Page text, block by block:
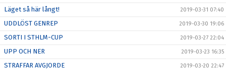
Läget så här långt! 2019-03-31 07:40
UDDLÖST GENREP 2019-03-30 19:06
SORTI I STHLM-CUP 2019-03-27 22:04
UPP OCH NER 2019-03-23 16:35
STRAFFAR AVGJORDE 2019-03-20 22:47